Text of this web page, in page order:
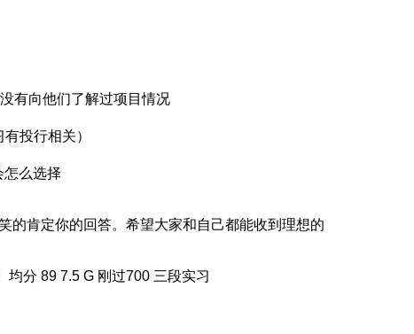
有向他们了解过项目情况
投行相关）
怎么选择
的肯定你的回答。希望大家和自己都能收到理想的
分 89 7.5 G 刚过700 三段实习